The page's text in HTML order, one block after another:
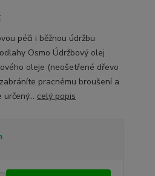
péči i běžnou údržbu
Osmo Údržbový olej
oleje (neošetřené dřevo
pracnému broušení a
celý popis